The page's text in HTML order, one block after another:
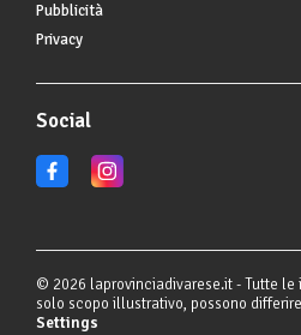
Pubblicità
Privacy
Social
© 2026 laprovinciadivarese.it - Tutte le
solo scopo illustrativo, possono
Settings